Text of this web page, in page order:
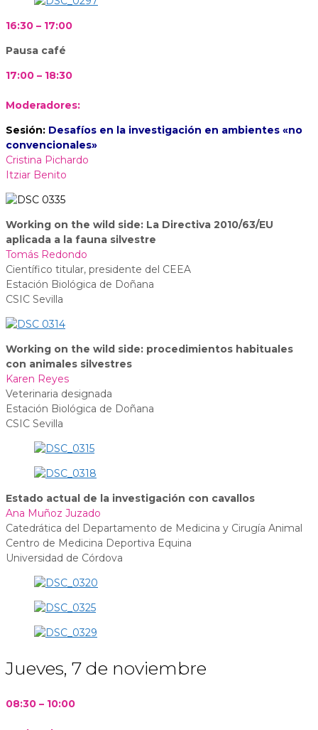
16:30 – 17:00
Pausa café
17:00 – 18:30
Moderadores:
Sesión: Desafíos en la investigación en ambientes «no
convencionales»
Cristina Pichardo
Itziar Benito
Working on the wild side: La Directiva 2010/63/EU
aplicada a la fauna silvestre
Tomás Redondo
Científico titular, presidente del CEEA
Estación Biológica de Doñana
CSIC Sevilla
Working on the wild side: procedimientos habituales
con animales silvestres
Karen Reyes
Veterinaria designada
Estación Biológica de Doñana
CSIC Sevilla
Estado actual de la investigación con cavallos
Ana Muñoz Juzado
Catedrática del Departamento de Medicina y Cirugía Animal
Centro de Medicina Deportiva Equina
Universidad de Córdova
Jueves, 7 de noviembre
08:30 – 10:00